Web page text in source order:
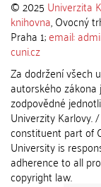
© 2025 Univerzita
knihovna, Ovocný
Praha 1;email:
cuni.cz
Za dodržení všech
autorského zákona
zodpovědné
Univerzity Karlovy.
constituent part of
University is
adherence to all
copyright law.